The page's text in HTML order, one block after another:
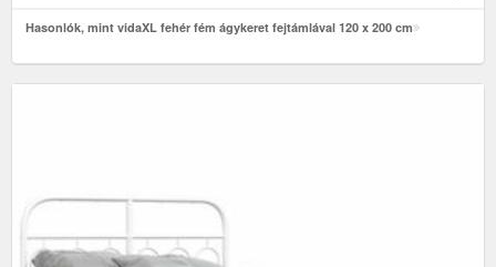
Hasonlók, mint vidaXL fehér fém ágykeret fejtámlával 120 x 200 cm